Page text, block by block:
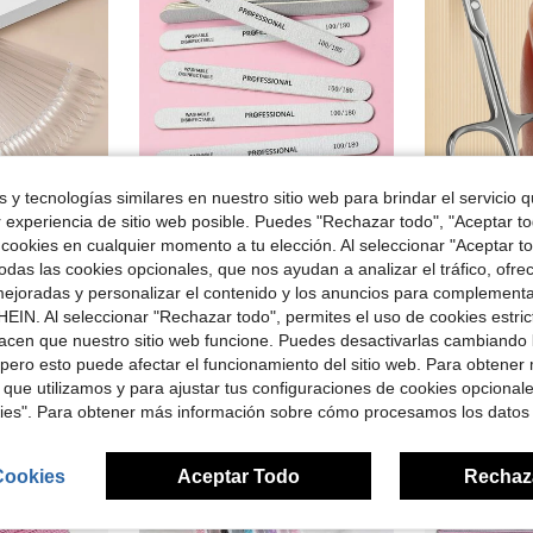
de $0.50
herramienta de práctica de color de esmalte de uñas de gel, adecuado para el hogar, salón y arte de uñas profesional, suministros de uñas
en Claro Accesorios para decoración de uñas
en Claro Accesorios para decoración de uñas
en Claro Accesorios para decoración de uñas
Ahorro de $0.40
-31% Juego de limas de uñas profesionales 50/20/10/5/1 pieza, herramientas personalizadas de reparación de manicura, juego de herramientas de cuidado de uñas, lima de lijado de madera, lima de pulido de doble cara, adecuada para uñas naturales, también adecuada para pies, manos y cuidado de uñas
$0.90 400+ vendidos
Establecido hace 1 año
-32% 1 pieza Cortaúñas de manicura rusa,
$1.50 100+
y tecnologías similares en nuestro sitio web para brindar el servicio
de sitio web posible. Puedes "Rechazar todo", "Aceptar
en cualquier momento a tu elección. Al seleccionar "Aceptar
las cookies opcionales, que nos ayudan a analizar el tráfico,
y personalizar el contenido y los anuncios para
Al seleccionar "Rechazar todo", permites el uso de cookies
que nuestro sitio web funcione. Puedes desactivarlas cambiando
esto puede afectar el funcionamiento del sitio web. Para obtener
utilizamos y para ajustar tus configuraciones de cookies
Para obtener más información sobre cómo procesamos los datos
Aceptar Todo